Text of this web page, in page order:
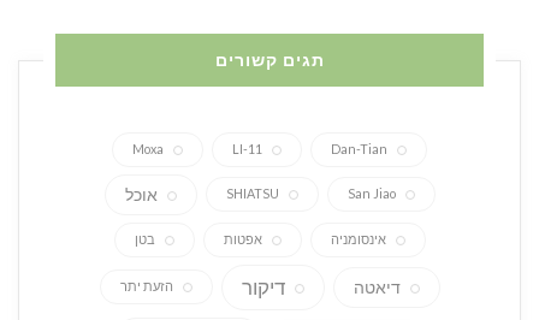
תגים קשורים
Dan-Tian
LI-11
Moxa
San Jiao
SHIATSU אוכל
אינסומניה אפטות בטן
דיאטה דיקור הזעת יתר